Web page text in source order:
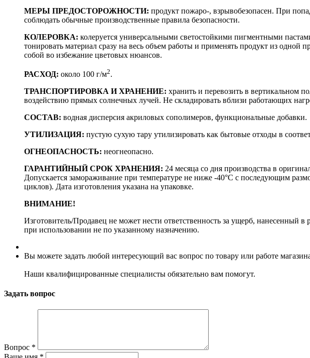
МЕРЫ ПРЕДОСТОРОЖНОСТИ: продукт пожаро-, взрывобезопасен. При
соблюдать обычные производственные правила безопасности.
КОЛЕРОВКА: колеруется универсальными светостойкими пигментными
тонировать материал сразу на весь объем работы и применять продукт из
собой во избежание цветовых нюансов.
РАСХОД: около 100 г/м2.
ТРАНСПОРТИРОВКА И ХРАНЕНИЕ: хранить и перевозить в вертикальном
воздействию прямых солнечных лучей. Не складировать вблизи работающих
СОСТАВ: водная дисперсия акриловых сополимеров, функциональные добавки.
УТИЛИЗАЦИЯ: пустую сухую тару утилизировать как бытовые отходы в
ОГНЕОПАСНОСТЬ: неогнеопасно.
ГАРАНТИЙНЫЙ СРОК ХРАНЕНИЯ: 24 месяца со дня производства в
Допускается замораживание при температуре не ниже -40°С с последующим
циклов). Дата изготовления указана на упаковке.
ВНИМАНИЕ!
Изготовитель/Продавец не может нести ответственность за ущерб, нанесенный
при использовании не по указанному назначению.
Вы можете задать любой интересующий вас вопрос по товару или работе
Наши квалифицированные специалисты обязательно вам помогут.
Задать вопрос
Вопрос *